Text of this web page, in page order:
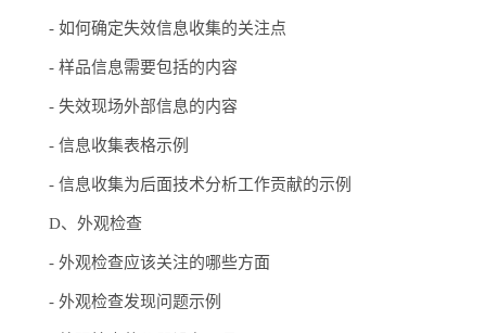
- 如何确定失效信息收集的关注点
- 样品信息需要包括的内容
- 失效现场外部信息的内容
- 信息收集表格示例
- 信息收集为后面技术分析工作贡献的示例
D、外观检查
- 外观检查应该关注的哪些方面
- 外观检查发现问题示例